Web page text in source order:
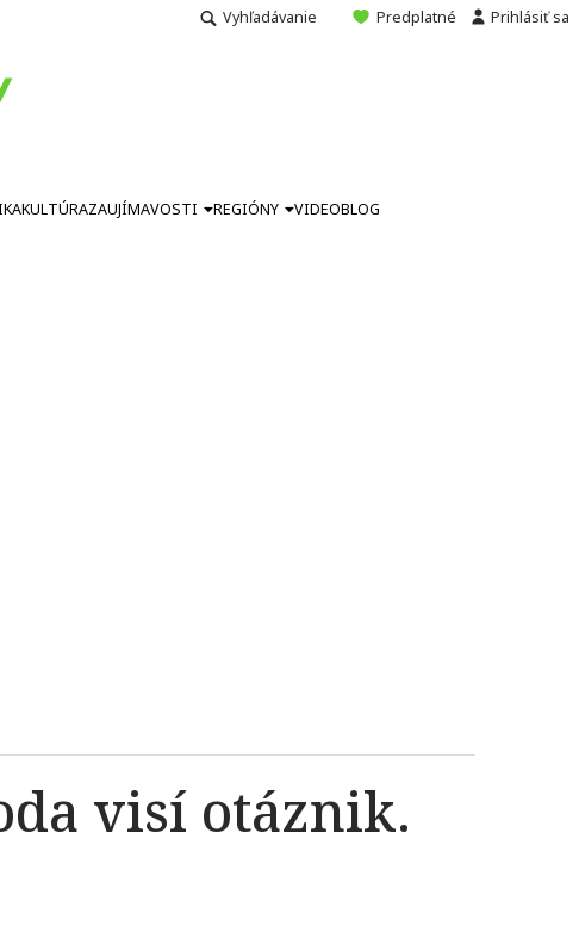
Vyhľadávanie Predplatné Prihlásiť sa
KULTÚRAZAUJÍMAVOSTI REGIÓNY VIDEOBLOG
visí otáznik.